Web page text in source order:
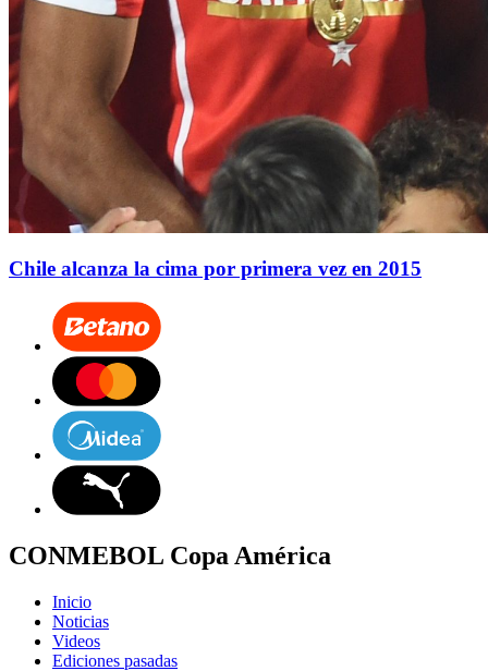
Chile alcanza la cima por primera vez en 2015
CONMEBOL Copa América
Inicio
Noticias
Videos
Ediciones pasadas